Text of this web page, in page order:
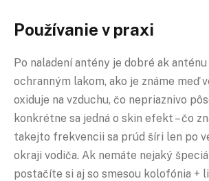
Používanie v praxi
Po naladení antény je dobré ak
ochranným lakom, ako je známe meď
oxiduje na vzduchu, čo nepriaznivo
konkrétne sa jedná o skin efekt – čo
takejto frekvencii sa prúd šíri len po
okraji vodiča. Ak nemáte nejaký
postačíte si aj so smesou kolofónia +